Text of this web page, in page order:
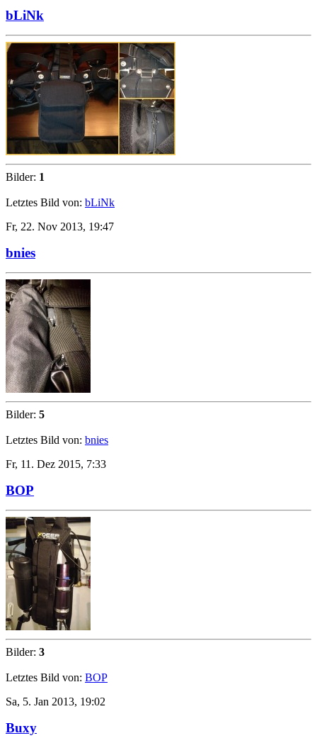
bLiNk
Bilder: 1
Letztes Bild von: bLiNk
Fr, 22. Nov 2013, 19:47
bnies
Bilder: 5
Letztes Bild von: bnies
Fr, 11. Dez 2015, 7:33
BOP
Bilder: 3
Letztes Bild von: BOP
Sa, 5. Jan 2013, 19:02
Buxy